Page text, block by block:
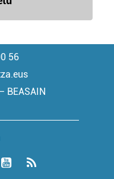
56
BEASAIN